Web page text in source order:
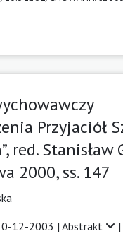
Przyjaciół
red. Stanisław
2000, ss. 147
12-2003 | Abstrakt